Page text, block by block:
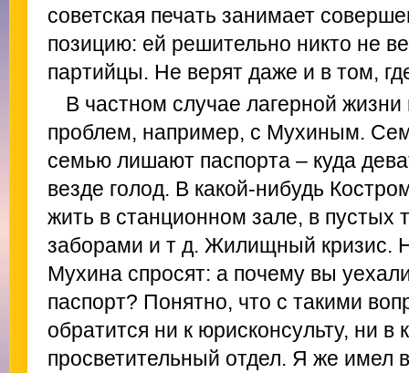
советская печать занимает
позицию: ей решительно никто не
партийцы. Не верят даже и в том,
В частном случае лагерной
проблем, например, с Мухиным.
семью лишают паспорта – куда
везде голод. В какой-нибудь
жить в станционном зале, в пустых
заборами и т д. Жилищный кризис.
Мухина спросят: а почему вы
паспорт? Понятно, что с такими
обратится ни к юрисконсульту, ни в
просветительный отдел. Я же имел